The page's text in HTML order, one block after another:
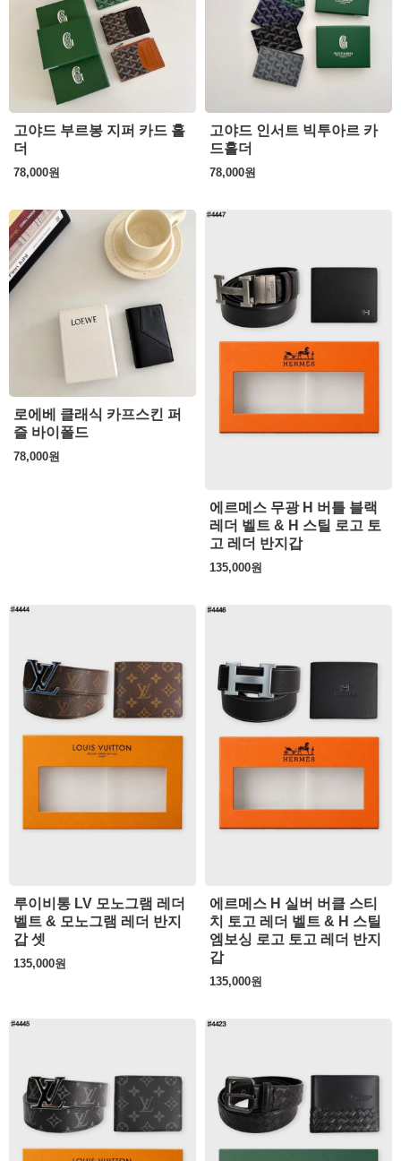
고야드 부르봉 지퍼 카드 홀
더
78,000원
고야드 인서트 빅투아르 카
드홀더
78,000원
로에베 클래식 카프스킨 퍼
즐 바이폴드
78,000원
에르메스 무광 H 버틀 블랙
레더 벨트 & H 스틸 로고 토
고 레더 반지갑
135,000원
루이비통 LV 모노그램 레더
벨트 & 모노그램 레더 반지
갑 셋
135,000원
에르메스 H 실버 버클 스티
치 토고 레더 벨트 & H 스틸
엠보싱 로고 토고 레더 반지
갑
135,000원